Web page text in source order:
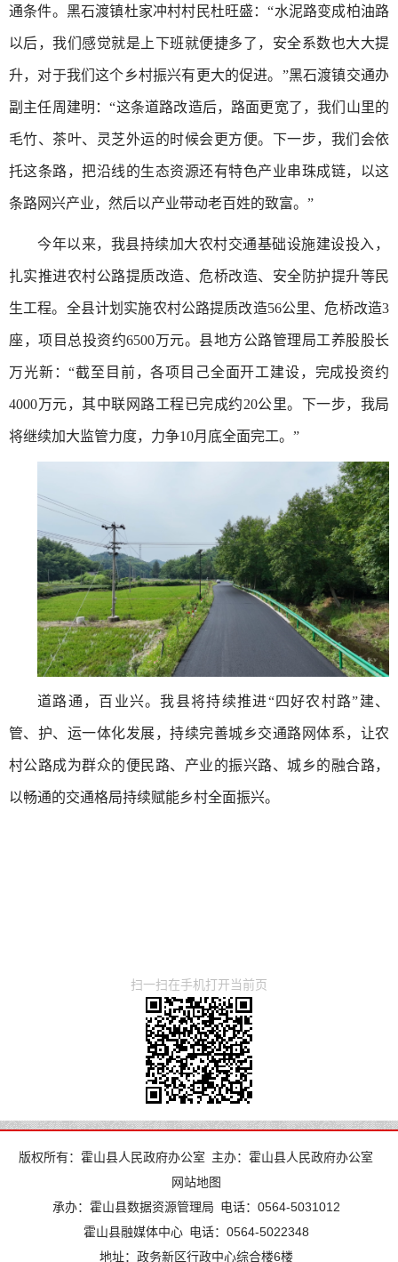
通条件。黑石渡镇杜家冲村村民杜旺盛：“水泥路变成柏油路
以后，我们感觉就是上下班就便捷多了，安全系数也大大提
升，对于我们这个乡村振兴有更大的促进。”黑石渡镇交通办
副主任周建明：“这条道路改造后，路面更宽了，我们山里的
毛竹、茶叶、灵芝外运的时候会更方便。下一步，我们会依
托这条路，把沿线的生态资源还有特色产业串珠成链，以这
条路网兴产业，然后以产业带动老百姓的致富。”
今年以来，我县持续加大农村交通基础设施建设投入，
扎实推进农村公路提质改造、危桥改造、安全防护提升等民
生工程。全县计划实施农村公路提质改造56公里、危桥改造3
座，项目总投资约6500万元。县地方公路管理局工养股股长
万光新：“截至目前，各项目己全面开工建设，完成投资约
4000万元，其中联网路工程已完成约20公里。下一步，我局
将继续加大监管力度，力争10月底全面完工。”
道路通，百业兴。我县将持续推进“四好农村路”建、
管、护、运一体化发展，持续完善城乡交通路网体系，让农
村公路成为群众的便民路、产业的振兴路、城乡的融合路，
以畅通的交通格局持续赋能乡村全面振兴。
扫一扫在手机打开当前页
版权所有：霍山县人民政府办公室 主办：霍山县人民政府办公室
网站地图
承办：霍山县数据资源管理局 电话：0564-5031012
霍山县融媒体中心 电话：0564-5022348
地址：政务新区行政中心综合楼6楼